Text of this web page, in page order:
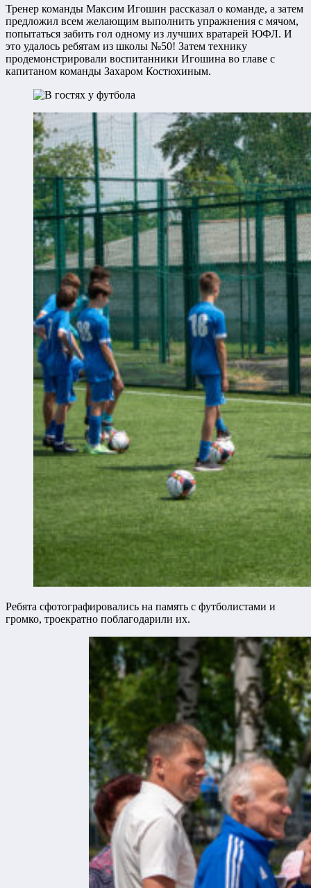
Тренер команды Максим Игошин рассказал о команде, а затем
предложил всем желающим выполнить упражнения с мячом,
попытаться забить гол одному из лучших вратарей ЮФЛ. И
это удалось ребятам из школы №50! Затем технику
продемонстрировали воспитанники Игошина во главе с
капитаном команды Захаром Костюхиным.
Ребята сфотографировались на память с футболистами и
громко, троекратно поблагодарили их.